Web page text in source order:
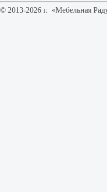
© 2013-2026 г. «Мебельная